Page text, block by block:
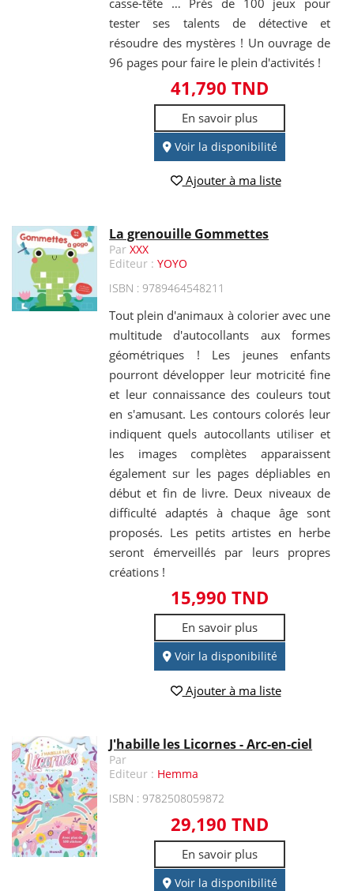
tester ses talents de détective et
résoudre des mystères ! Un ouvrage de
96 pages pour faire le plein d'activités !
41,790 TND
En savoir plus
Voir la disponibilité
Ajouter à ma liste
La grenouille Gommettes
ParXXX
Editeur :YOYO
ISBN : 9789464548211
Tout plein d'animaux à colorier avec une
multitude d'autocollants aux formes
géométriques ! Les jeunes enfants
pourront développer leur motricité fine
et leur connaissance des couleurs tout
en s'amusant. Les contours colorés leur
indiquent quels autocollants utiliser et
les images complètes apparaissent
également sur les pages dépliables en
début et fin de livre. Deux niveaux de
difficulté adaptés à chaque âge sont
proposés. Les petits artistes en herbe
seront émerveillés par leurs propres
créations !
15,990 TND
En savoir plus
Voir la disponibilité
Ajouter à ma liste
J'habille les Licornes - Arc-en-ciel
Par
Editeur : Hemma
ISBN : 9782508059872
29,190 TND
En savoir plus
Voir la disponibilité